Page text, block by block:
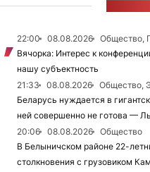
22:00 08.08.2026
Общество,
Вячорка: Интерес к
нашу субъектность
21:33
08.08.2026
Общество,
Беларусь нуждается в
ней совершенно не готова —
20:06
08.08.2026
Общество
В Белыничском районе 22-
столкновения с грузовиком